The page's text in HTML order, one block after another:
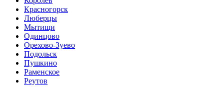
Красногорск
Люберцы
Мытищи
Одинцово
Орехово-Зуево
Подольск
Пушкино
Раменское
Реутов